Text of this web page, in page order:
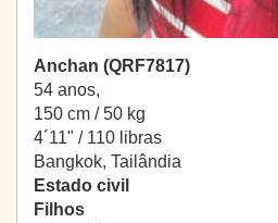
Anchan (QRF7817)
54 anos,
150 cm / 50 kg
4´11" / 110 libras
Bangkok, Tailândia
Estado civil
Filhos